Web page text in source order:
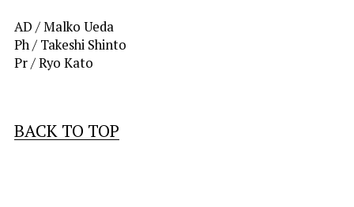
AD / Malko Ueda
Ph / Takeshi Shinto
Pr / Ryo Kato
BACK TO TOP